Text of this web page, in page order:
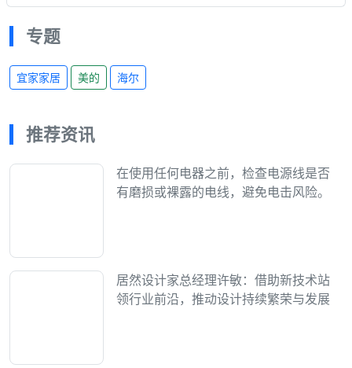
专题
宜家家居 美的 海尔
推荐资讯
在使用任何电器之前，检查电源线是否
有磨损或裸露的电线，避免电击风险。
居然设计家总经理许敏：借助新技术站
领行业前沿，推动设计持续繁荣与发展